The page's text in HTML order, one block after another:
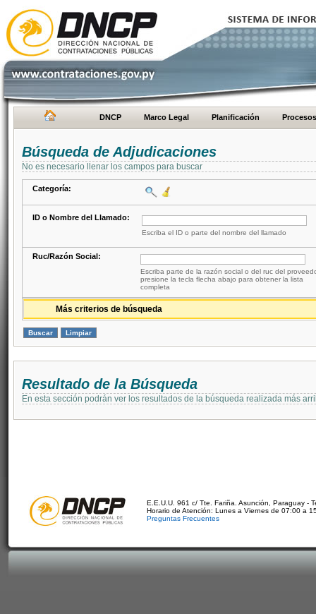
DNCP Marco Legal Planificación Procesos
Búsqueda de Adjudicaciones
No es necesario llenar los campos para buscar
Categoría:
ID o Nombre del Llamado:
Escriba el ID o parte del nombre del llamado
Ruc/Razón Social:
Escriba parte de la razón social o del ruc del
presione la tecla flecha abajo para obtener la lista
completa
Más criterios de búsqueda
Resultado de la Búsqueda
En esta sección podrán ver los resultados de la búsqueda realizada más
E.E.U.U. 961 c/ Tte. Fariña. Asunción, Paraguay -
Horario de Atención: Lunes a Viernes de 07:00 a
Preguntas Frecuentes